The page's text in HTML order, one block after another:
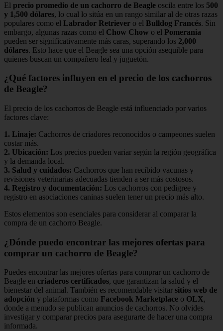
El precio promedio de un cachorro de Beagle oscila entre los 500
y 1,500 dólares, lo cual lo sitúa en un rango similar al de otras razas
populares como el Labrador Retriever o el Bulldog Francés. Sin
embargo, algunas razas como el Chow Chow o el Pomerania
pueden ser significativamente más caras, superando los 2,000
dólares. Esto hace que el Beagle sea una opción asequible para
quienes buscan un compañero leal y juguetón.
¿Qué factores influyen en el precio de los cachorros
de Beagle?
El precio de los cachorros de Beagle está influenciado por varios
factores clave:
1. Linaje: Cachorros de criadores reconocidos o campeones suelen
costar más.
2. Ubicación: Los precios pueden variar según la región geográfica
y la demanda local.
3. Salud y cuidados: Cachorros que han recibido vacunas y
revisiones veterinarias adecuadas tienden a ser más costosos.
4. Registro y documentación: Los cachorros con pedigree y
registro en asociaciones caninas suelen tener un precio más alto.
Estos elementos son esenciales para considerar al comparar la
compra de un cachorro Beagle.
¿Dónde puedo encontrar las mejores ofertas para
comprar un cachorro de Beagle?
Puedes encontrar las mejores ofertas para comprar un cachorro de
Beagle en criaderos certificados, que garantizan la salud y el
bienestar del animal. También es recomendable visitar sitios web de
adopción y plataformas como Facebook Marketplace o OLX,
donde a menudo se publican anuncios de cachorros. No olvides
investigar y comparar precios para asegurarte de hacer una compra
informada.